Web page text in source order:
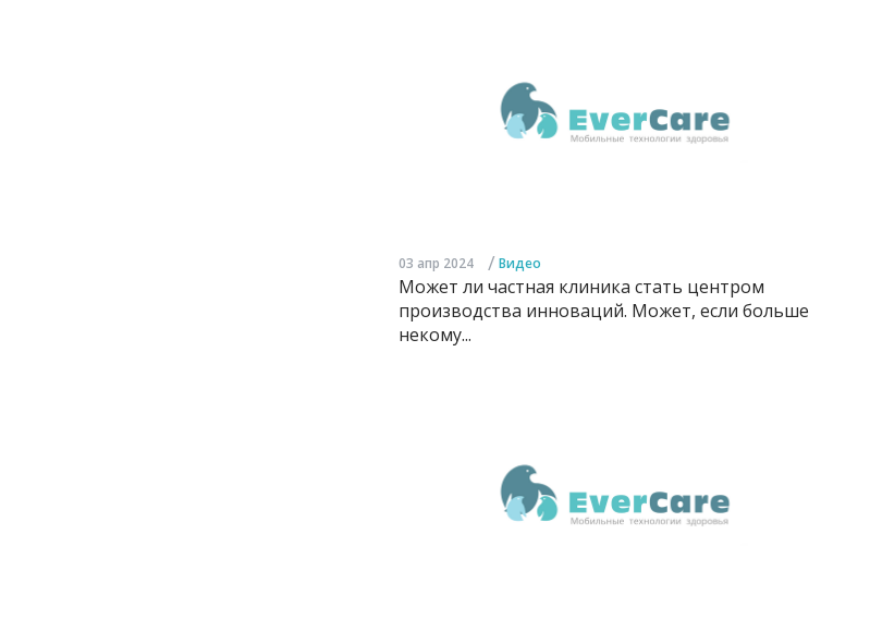
03 апр 2024 / Видео
Может ли частная клиника стать центром
производства инноваций. Может, если больше
некому...